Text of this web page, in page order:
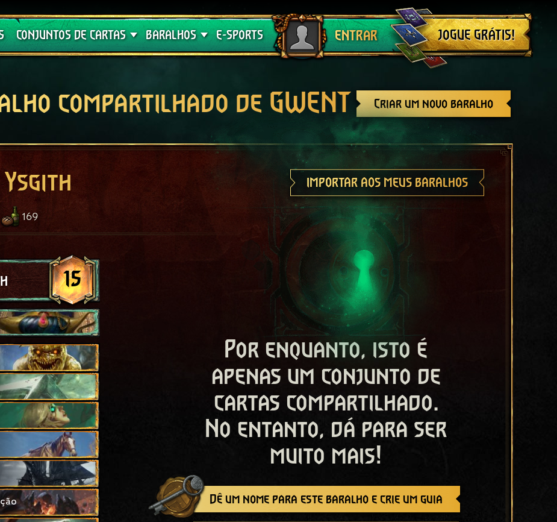
CONJUNTOS DE CARTAS
Crimson Curse
BARALHOS
Guia de Baralhos
E-SPORTS ENTRAR
Sair
JOGUE GRÁTIS!
Criar um novo baralho
compartilhado de GWENT
IMPORTAR AOS MEUS BARALHOS
169
15
Por enquanto, isto é
apenas um conjunto de
cartas compartilhado.
No entanto, dá para ser
muito mais!
Dê um nome para este baralho e crie um guia